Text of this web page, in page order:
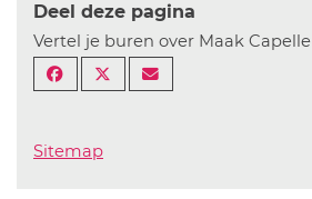
Deel deze pagina
Vertel je buren over Maak Capelle
Sitemap